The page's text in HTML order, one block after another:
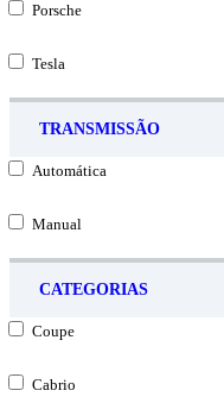
Porsche
Tesla
TRANSMISSÃO
Automática
Manual
CATEGORIAS
Coupe
Cabrio